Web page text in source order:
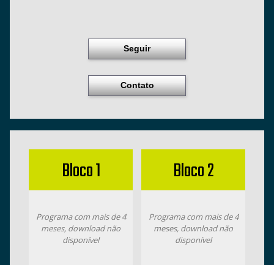
Seguir
Contato
Bloco 1
Programa com mais de 4
meses, download não
disponível
Bloco 2
Programa com mais de 4
meses, download não
disponível